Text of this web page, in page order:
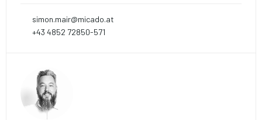
simon.mair@micado.at
+43 4852 72850-571